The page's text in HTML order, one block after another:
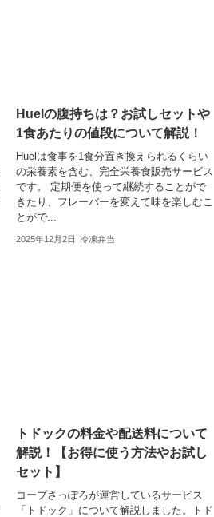
Huelの腹持ちは？お試しセットや
1食あたりの値段について解説！
Huelは食事を1食分置き換えられるくらい
の栄養素を含む、完全栄養食販売サービス
です。 定期便を使って継続することがで
きたり、フレーバーを変えて味を楽しむこ
とがで...
2025年12月2日 冷凍弁当
トドックの料金や配送料について
解説！【お得に使う方法やお試し
セット】
コープさっぽろが運営しているサービス
「トドック」について解説しました。トド